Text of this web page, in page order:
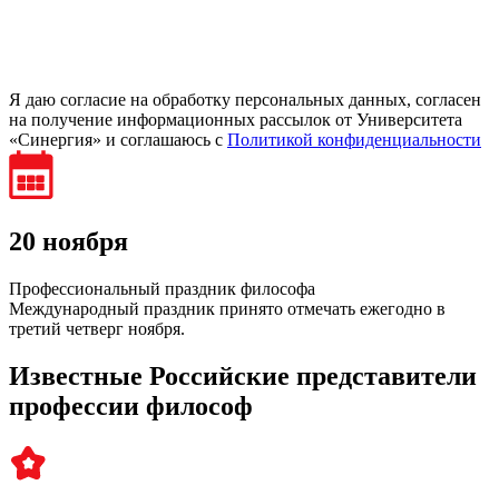
Я даю согласие на обработку персональных данных, согласен
на получение информационных рассылок от Университета
«Синергия» и соглашаюсь c Политикой конфиденциальности
20 ноября
Профессиональный праздник философа
Международный праздник принято отмечать ежегодно в
третий четверг ноября.
Известные Российские представители
профессии философ